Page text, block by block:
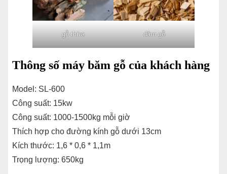
gỗ thừa dăm gỗ
Thông số máy băm gỗ của khách hàng
Model: SL-600
Công suất: 15kw
Công suất: 1000-1500kg mỗi giờ
Thích hợp cho đường kính gỗ dưới 13cm
Kích thước: 1,6 * 0,6 * 1,1m
Trọng lượng: 650kg